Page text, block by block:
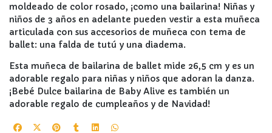
moldeado de color rosado, ¡como una bailarina! Niñas y
niños de 3 años en adelante pueden vestir a esta muñeca
articulada con sus accesorios de muñeca con tema de
ballet: una falda de tutú y una diadema.
Esta muñeca de bailarina de ballet mide 26,5 cm y es un
adorable regalo para niñas y niños que adoran la danza.
¡Bebé Dulce bailarina de Baby Alive es también un
adorable regalo de cumpleaños y de Navidad!